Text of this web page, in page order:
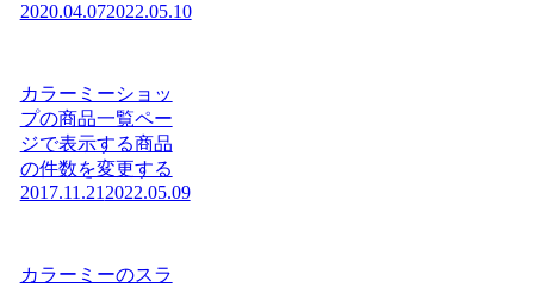
2020.04.072022.05.10
カラーミーショッ
プの商品一覧ペー
ジで表示する商品
の件数を変更する
2017.11.21 2022.05.09
カラーミーのスラ